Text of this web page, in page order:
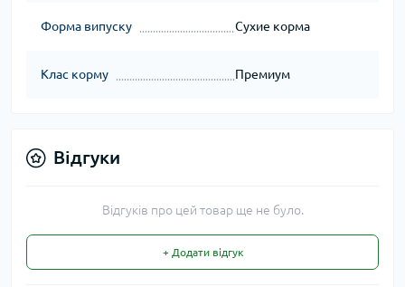
Форма випуску Сухие корма
Клас корму Премиум
Відгуки
Відгуків про цей товар ще не було.
+ Додати відгук